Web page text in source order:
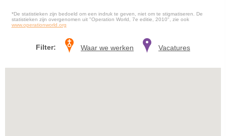
*De statistieken zijn bedoeld om een indruk te geven, niet om te stigmatiseren. De
statistieken zijn overgenomen uit "Operation World, 7e editie, 2010", zie ook
www.operationworld.org
Filter: Waar we werken Vacatures